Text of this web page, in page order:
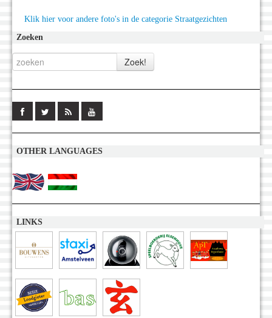
Klik hier voor andere foto's in de categorie Straatgezichten
Zoeken
OTHER LANGUAGES
LINKS